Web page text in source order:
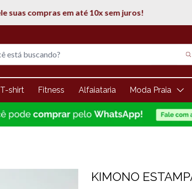
5% de desconto na 1° compra
T-shirt Fitness Alfaiataria Moda Praia
KIMONO